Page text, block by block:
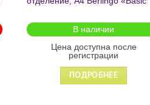
на молнии2601
В наличии
Цена доступна после
регистрации
ПОДРОБНЕЕ